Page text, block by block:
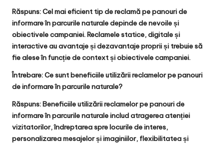
Răspuns:Cel mai eficient tip de reclamă pe panouri de
informare în parcurile naturale depinde de nevoile și
obiectivele campaniei. Reclamele statice, digitale și
interactive au avantaje și dezavantaje proprii și trebuie să
fie alese în funcție de context și obiectivele campaniei.
Întrebare:Ce sunt beneficiile utilizării reclamelor pe panouri
de informare în parcurile naturale?
Răspuns:Beneficiile utilizării reclamelor pe panouri de
informare în parcurile naturale includ atragerea atenției
vizitatorilor, îndreptarea spre locurile de interes,
personalizarea mesajelor și imaginiilor, flexibilitatea și